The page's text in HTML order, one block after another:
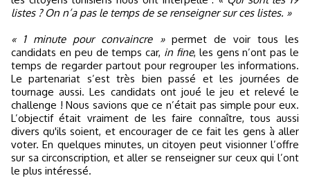
listes ? On n’a pas le temps de se renseigner sur ces listes. »
« 1 minute pour convaincre »permet de voir tous les
candidats en peu de temps car, in fine, les gens n’ont pas le
temps de regarder partout pour regrouper les informations.
Le partenariat s’est très bien passé et les journées de
tournage aussi. Les candidats ont joué le jeu et relevé le
challenge ! Nous savions que ce n’était pas simple pour eux.
L’objectif était vraiment de les faire connaître, tous aussi
divers qu'ils soient, et encourager de ce fait les gens à aller
voter. En quelques minutes, un citoyen peut visionner l’offre
sur sa circonscription, et aller se renseigner sur ceux qui l’ont
le plus intéressé.